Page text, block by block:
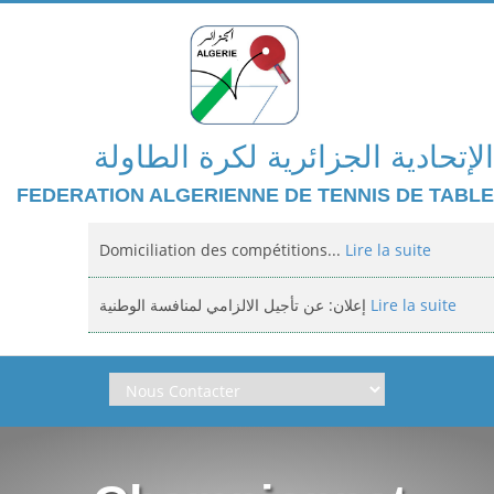
الإتحادية الجزائرية لكرة الطاولة
FEDERATION ALGERIENNE DE TENNIS DE TABLE
Domiciliation des compétitions... Lire la suite
إعلان: عن تأجيل الالزامي لمنافسة الوطنية Lire la suite
Classement national jeunes filles et...Lire la suite